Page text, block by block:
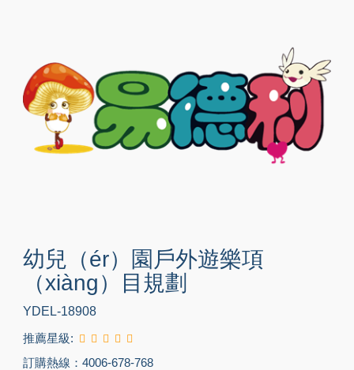
幼兒（ér）園戶外遊樂項
（xiàng）目規劃
YDEL-18908
推薦星級:
訂購熱線：4006-678-768